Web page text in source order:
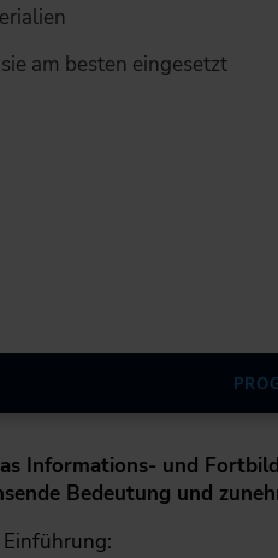
am besten eingesetzt
Informations- und
Bedeutung und